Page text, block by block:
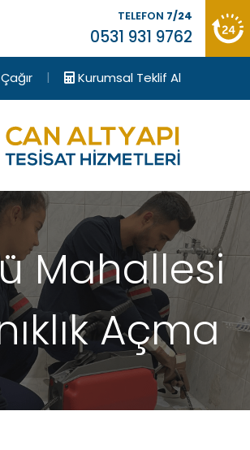
| Kurumsal Teklif Al
TELEFON 7/24
0531 931 9762
Mahallesi
Açma